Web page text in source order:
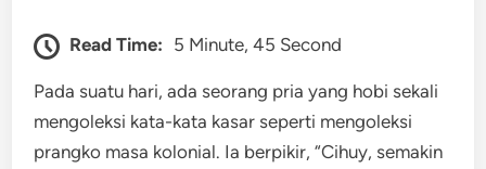
Read Time: 5 Minute, 45 Second
Pada suatu hari, ada seorang pria yang hobi sekali
mengoleksi kata-kata kasar seperti mengoleksi
prangko masa kolonial. Ia berpikir, “Cihuy, semakin